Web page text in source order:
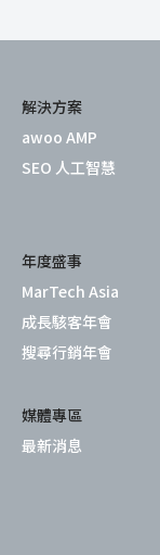
解決方案
awoo AMP
SEO 人工智慧
年度盛事
MarTech Asia
成長駭客年會
搜尋行銷年會
媒體專區
最新消息